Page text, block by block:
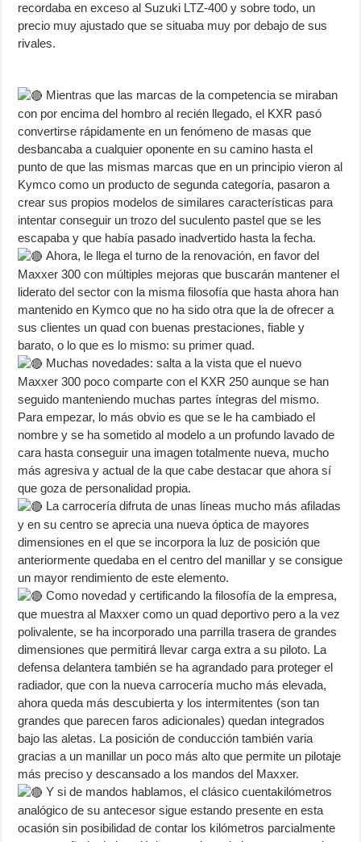
recordaba en exceso al Suzuki LTZ-400 y sobre todo, un
precio muy ajustado que se situaba muy por debajo de sus
rivales.
Mientras que las marcas de la competencia se miraban
con por encima del hombro al recién llegado, el KXR pasó
convertirse rápidamente en un fenómeno de masas que
desbancaba a cualquier oponente en su camino hasta el
punto de que las mismas marcas que en un principio vieron al
Kymco como un producto de segunda categoría, pasaron a
crear sus propios modelos de similares características para
intentar conseguir un trozo del suculento pastel que se les
escapaba y que había pasado inadvertido hasta la fecha.
Ahora, le llega el turno de la renovación, en favor del
Maxxer 300 con múltiples mejoras que buscarán mantener el
liderato del sector con la misma filosofía que hasta ahora han
mantenido en Kymco que no ha sido otra que la de ofrecer a
sus clientes un quad con buenas prestaciones, fiable y
barato, o lo que es lo mismo: su primer quad.
Muchas novedades: salta a la vista que el nuevo
Maxxer 300 poco comparte con el KXR 250 aunque se han
seguido manteniendo muchas partes íntegras del mismo.
Para empezar, lo más obvio es que se le ha cambiado el
nombre y se ha sometido al modelo a un profundo lavado de
cara hasta conseguir una imagen totalmente nueva, mucho
más agresiva y actual de la que cabe destacar que ahora sí
que goza de personalidad propia.
La carrocería difruta de unas líneas mucho más afiladas
y en su centro se aprecia una nueva óptica de mayores
dimensiones en el que se incorpora la luz de posición que
anteriormente quedaba en el centro del manillar y se consigue
un mayor rendimiento de este elemento.
Como novedad y certificando la filosofía de la empresa,
que muestra al Maxxer como un quad deportivo pero a la vez
polivalente, se ha incorporado una parrilla trasera de grandes
dimensiones que permitirá llevar carga extra a su piloto. La
defensa delantera también se ha agrandado para proteger el
radiador, que con la nueva carrocería mucho más elevada,
ahora queda más descubierta y los intermitentes (son tan
grandes que parecen faros adicionales) quedan integrados
bajo las aletas. La posición de conducción también varia
gracias a un manillar un poco más alto que permite un pilotaje
más preciso y descansado a los mandos del Maxxer.
Y si de mandos hablamos, el clásico cuentakilómetros
analógico de su antecesor sigue estando presente en esta
ocasión sin posibilidad de contar los kilómetros parcialmente